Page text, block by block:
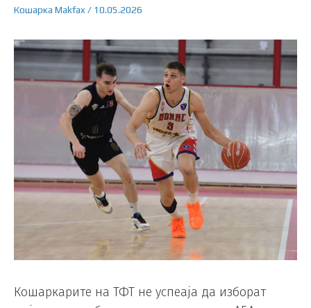
Кошарка Makfax / 10.05.2026
Кошаркарите на ТФТ не успеаја да изборат